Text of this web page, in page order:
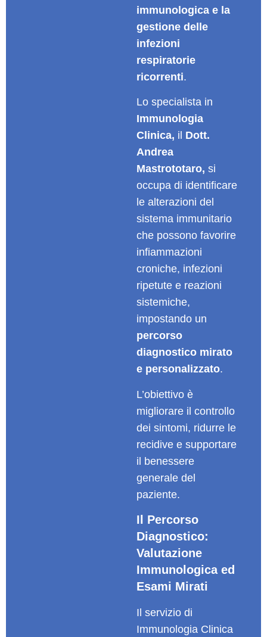
immunologica e la
gestione delle
infezioni
respiratorie
ricorrenti.
Lo specialista in
Immunologia
Clinica, il Dott.
Andrea
Mastrototaro, si
occupa di identificare
le alterazioni del
sistema immunitario
che possono favorire
infiammazioni
croniche, infezioni
ripetute e reazioni
sistemiche,
impostando un
percorso
diagnostico mirato
e personalizzato.
L’obiettivo è
migliorare il controllo
dei sintomi, ridurre le
recidive e supportare
il benessere
generale del
paziente.
Il Percorso
Diagnostico:
Valutazione
Immunologica ed
Esami Mirati
Il servizio di
Immunologia Clinica